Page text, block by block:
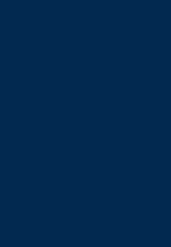
Buslinien
dann
aktuelle
2026